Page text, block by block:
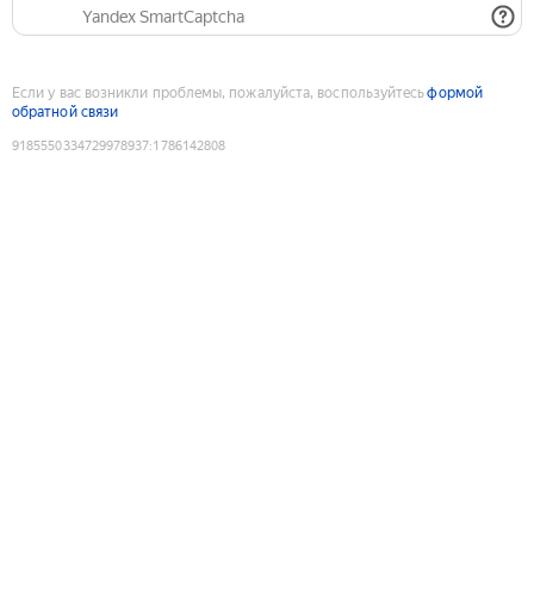
Yandex SmartCaptcha
Если у вас возникли проблемы, пожалуйста, воспользуйтесьформой
обратной связи
9185550334729978937:1786142808